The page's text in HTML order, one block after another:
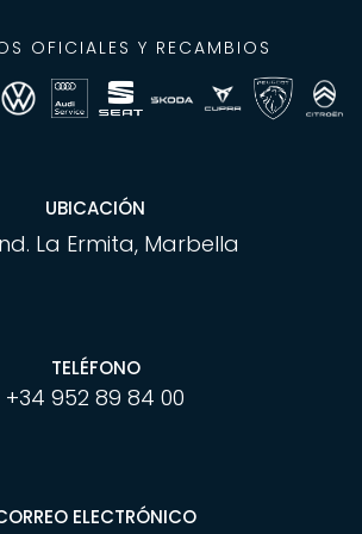
OFICIALES Y RECAMBIOS
UBICACIÓN
La Ermita, Marbella
TELÉFONO
+34 952 89 84 00
ELECTRÓNICO